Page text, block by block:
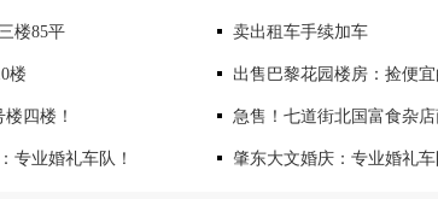
楼85平 卖出租车手续加车
楼 出售巴黎花园楼房：捡便宜
四楼！ 急售！七道街北国富食杂
专业婚礼车队！ 肇东大文婚庆：专业婚礼车